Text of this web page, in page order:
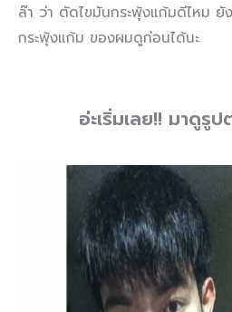
ล๊า ว่า ตัดไขมันกระพุ้งแก้มดีไหม ยั
กระพุ้งแก้ม ของผมดูก่อนได้นะ
อ่ะเริ่มเลย!! มาดูรู